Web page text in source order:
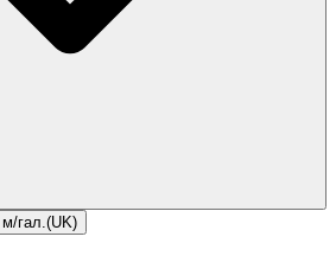
м/гал.(UK)